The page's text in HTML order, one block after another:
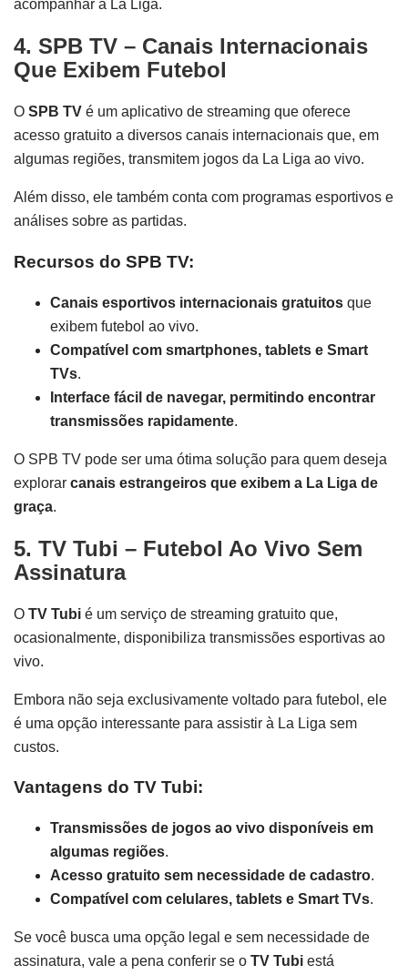
acompanhar a La Liga.
4. SPB TV – Canais Internacionais
Que Exibem Futebol
O SPB TV é um aplicativo de streaming que oferece
acesso gratuito a diversos canais internacionais que, em
algumas regiões, transmitem jogos da La Liga ao vivo.
Além disso, ele também conta com programas esportivos e
análises sobre as partidas.
Recursos do SPB TV:
Canais esportivos internacionais gratuitos que
exibem futebol ao vivo.
Compatível com smartphones, tablets e Smart
TVs.
Interface fácil de navegar, permitindo encontrar
transmissões rapidamente.
O SPB TV pode ser uma ótima solução para quem deseja
explorar canais estrangeiros que exibem a La Liga de
graça.
5. TV Tubi – Futebol Ao Vivo Sem
Assinatura
O TV Tubi é um serviço de streaming gratuito que,
ocasionalmente, disponibiliza transmissões esportivas ao
vivo.
Embora não seja exclusivamente voltado para futebol, ele
é uma opção interessante para assistir à La Liga sem
custos.
Vantagens do TV Tubi:
Transmissões de jogos ao vivo disponíveis em
algumas regiões.
Acesso gratuito sem necessidade de cadastro.
Compatível com celulares, tablets e Smart TVs.
Se você busca uma opção legal e sem necessidade de
assinatura, vale a pena conferir se o TV Tubi está